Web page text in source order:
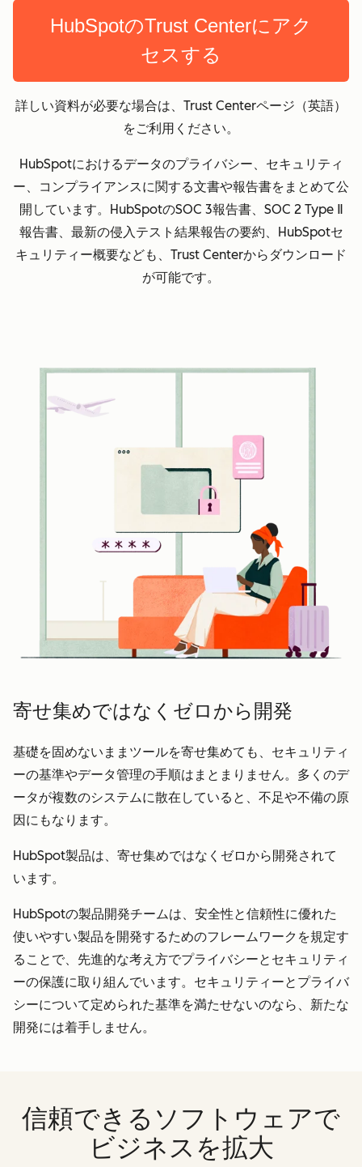
HubSpotのTrust Centerにアク
セスする
詳しい資料が必要な場合は、Trust Centerページ（英語）
をご利用ください。
HubSpotにおけるデータのプライバシー、セキュリティ
ー、コンプライアンスに関する文書や報告書をまとめて公
開しています。HubSpotのSOC 3報告書、SOC 2 Type Ⅱ
報告書、最新の侵入テスト結果報告の要約、HubSpotセ
キュリティー概要なども、Trust Centerからダウンロード
が可能です。
寄せ集めではなくゼロから開発
基礎を固めないままツールを寄せ集めても、セキュリティ
ーの基準やデータ管理の手順はまとまりません。多くのデ
ータが複数のシステムに散在していると、不足や不備の原
因にもなります。
HubSpot製品は、寄せ集めではなくゼロから開発されて
います。
HubSpotの製品開発チームは、安全性と信頼性に優れた
使いやすい製品を開発するためのフレームワークを規定す
ることで、先進的な考え方でプライバシーとセキュリティ
ーの保護に取り組んでいます。セキュリティーとプライバ
シーについて定められた基準を満たせないのなら、新たな
開発には着手しません。
信頼できるソフトウェアで
ビジネスを拡大